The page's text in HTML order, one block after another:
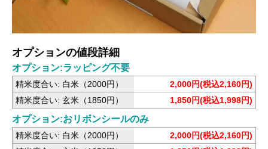
オプションの値段詳細
オプション:ラッピング不要
精米度合い: 白米（2000円）
2,000円(税込2,160円)
精米度合い: 玄米（1850円）
1,850円(税込1,998円)
オプション:おリボンシールのみ
精米度合い: 白米（2000円）
2,000円(税込2,160円)